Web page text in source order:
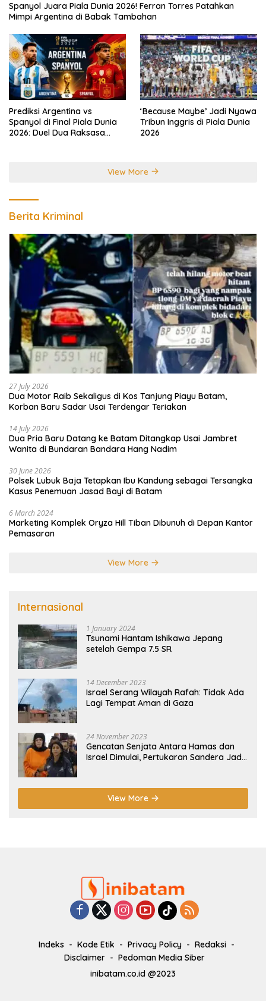
Spanyol Juara Piala Dunia 2026! Ferran Torres Patahkan
Mimpi Argentina di Babak Tambahan
Prediksi Argentina vs
Spanyol di Final Piala Dunia
2026: Duel Dua Raksasa
‘Because Maybe’ Jadi Nyawa
Tribun Inggris di Piala Dunia
2026
View More
Berita Kriminal
27 July 2026
Dua Motor Raib Sekaligus di Kos Tanjung Piayu Batam,
Korban Baru Sadar Usai Terdengar Teriakan
14 July 2026
Dua Pria Baru Datang ke Batam Ditangkap Usai Jambret
Wanita di Bundaran Bandara Hang Nadim
30 June 2026
Polsek Lubuk Baja Tetapkan Ibu Kandung sebagai Tersangka
Kasus Penemuan Jasad Bayi di Batam
6 March 2024
Marketing Komplek Oryza Hill Tiban Dibunuh di Depan Kantor
Pemasaran
View More
Internasional
1 January 2024
Tsunami Hantam Ishikawa Jepang
setelah Gempa 7.5 SR
14 December 2023
Israel Serang Wilayah Rafah: Tidak Ada
Lagi Tempat Aman di Gaza
24 November 2023
Gencatan Senjata Antara Hamas dan
Israel Dimulai, Pertukaran Sandera Jadi
View More
Indeks Kode Etik Privacy Policy
Redaksi
Disclaimer
Pedoman Media Siber
inibatam.co.id @2023